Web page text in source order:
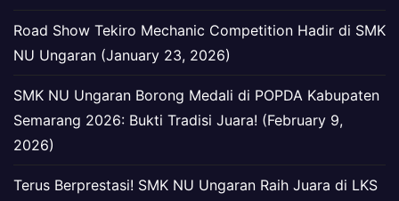
Road Show Tekiro Mechanic Competition Hadir di SMK
NU Ungaran (January 23, 2026)
SMK NU Ungaran Borong Medali di POPDA Kabupaten
Semarang 2026: Bukti Tradisi Juara! (February 9,
2026)
Terus Berprestasi! SMK NU Ungaran Raih Juara di LKS